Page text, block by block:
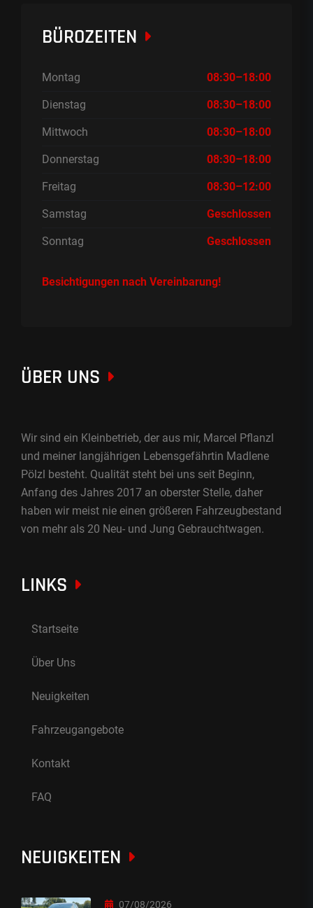
BÜROZEITEN
Montag 08:30–18:00
Dienstag 08:30–18:00
Mittwoch 08:30–18:00
Donnerstag 08:30–18:00
Freitag 08:30–12:00
Samstag Geschlossen
Sonntag Geschlossen
Besichtigungen nach Vereinbarung!
ÜBER UNS
Wir sind ein Kleinbetrieb, der aus mir, Marcel Pflanzl
und meiner langjährigen Lebensgefährtin Madlene
Pölzl besteht. Qualität steht bei uns seit Beginn,
Anfang des Jahres 2017 an oberster Stelle, daher
haben wir meist nie einen größeren Fahrzeugbestand
von mehr als 20 Neu- und Jung Gebrauchtwagen.
LINKS
Startseite
Über Uns
Neuigkeiten
Fahrzeugangebote
Kontakt
FAQ
NEUIGKEITEN
07/08/2026